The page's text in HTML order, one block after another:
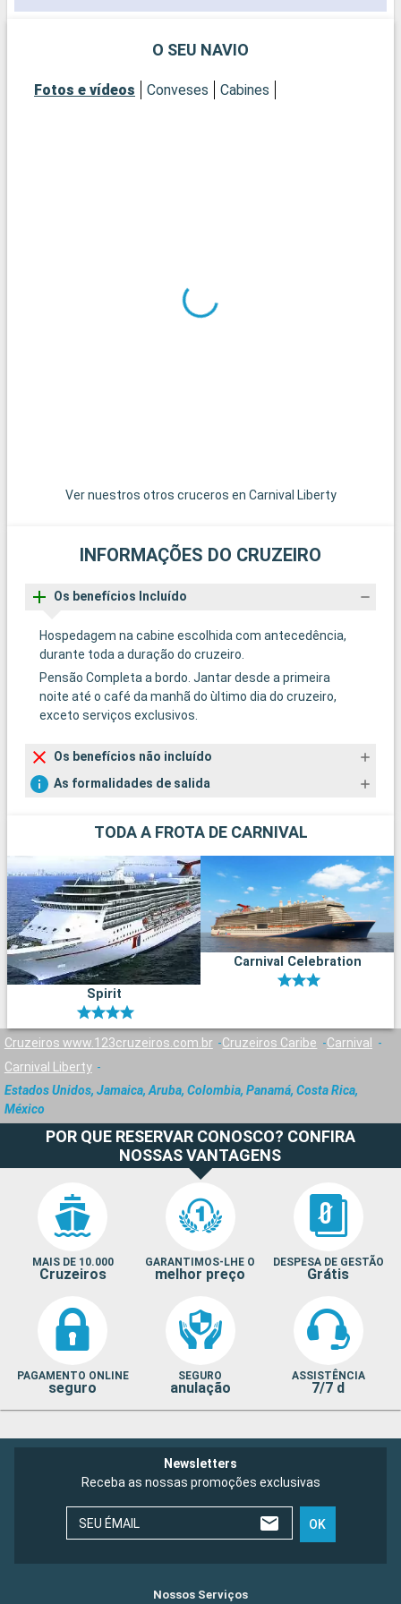
O SEU NAVIO
Fotos e vídeos Conveses Cabines
Ver nuestros otros cruceros en Carnival Liberty
INFORMAÇÕES DO CRUZEIRO
Os benefícios Incluído
Hospedagem na cabine escolhida com antecedência,
durante toda a duração do cruzeiro.
Pensão Completa a bordo. Jantar desde a primeira
noite até o café da manhã do ùltimo dia do cruzeiro,
exceto serviços exclusivos.
Os benefícios não incluído
As formalidades de salida
TODA A FROTA DE CARNIVAL
Spirit
Carnival Celebration
Cruzeiros www.123cruzeiros.com.br Cruzeiros Caribe
Carnival
Carnival Liberty
Estados Unidos, Jamaica, Aruba, Colombia, Panamá, Costa Rica,
México
POR QUE RESERVAR CONOSCO? CONFIRA
NOSSAS VANTAGENS
MAIS DE 10.000
Cruzeiros
GARANTIMOS-LHE O
melhor preço
DESPESA DE GESTÃO
Grátis
PAGAMENTO ONLINE
seguro
SEGURO
anulação
ASSISTÊNCIA
7/7 d
Newsletters
Receba as nossas promoções exclusivas
SEU ÉMAIL OK
Nossos Serviços